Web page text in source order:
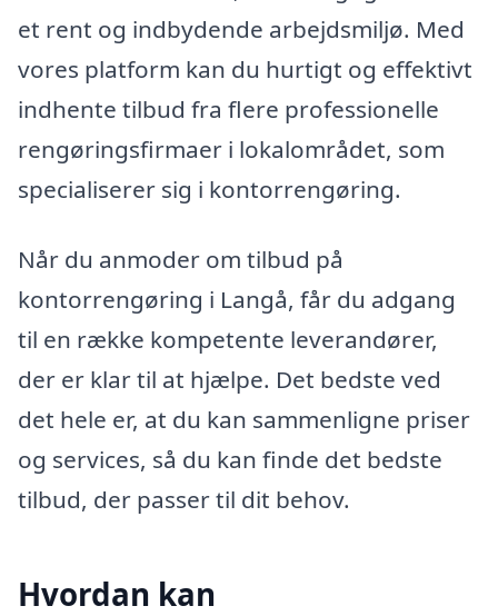
et rent og indbydende arbejdsmiljø. Med
vores platform kan du hurtigt og effektivt
indhente tilbud fra flere professionelle
rengøringsfirmaer i lokalområdet, som
specialiserer sig i kontorrengøring.
Når du anmoder om tilbud på
kontorrengøring i Langå, får du adgang
til en række kompetente leverandører,
der er klar til at hjælpe. Det bedste ved
det hele er, at du kan sammenligne priser
og services, så du kan finde det bedste
tilbud, der passer til dit behov.
Hvordan kan